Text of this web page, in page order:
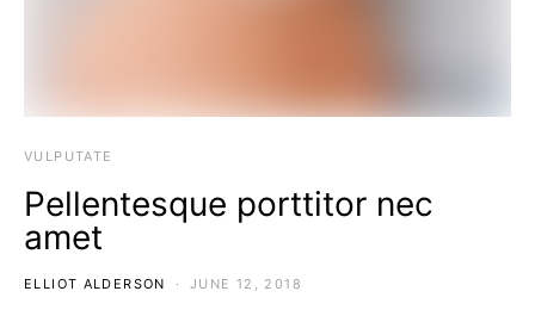
VULPUTATE
Pellentesque porttitor nec
amet
ELLIOT ALDERSON JUNE 12, 2018